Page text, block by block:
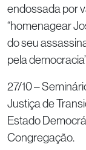
endossada por
“homenagear
do seu
pela
27/10 –
Justiça de
Estado
Congregação.